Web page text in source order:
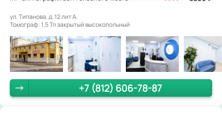
ул. Типанова, д. 12 лит А.
Томограф: 1,5 Тл закрытый высокопольный
+7 (812) 606-78-87